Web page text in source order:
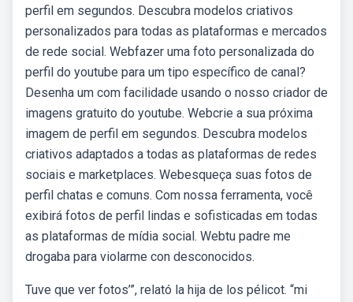
perfil em segundos. Descubra modelos criativos
personalizados para todas as plataformas e mercados
de rede social. Webfazer uma foto personalizada do
perfil do youtube para um tipo específico de canal?
Desenha um com facilidade usando o nosso criador de
imagens gratuito do youtube. Webcrie a sua próxima
imagem de perfil em segundos. Descubra modelos
criativos adaptados a todas as plataformas de redes
sociais e marketplaces. Webesqueça suas fotos de
perfil chatas e comuns. Com nossa ferramenta, você
exibirá fotos de perfil lindas e sofisticadas em todas
as plataformas de mídia social. Webtu padre me
drogaba para violarme con desconocidos.
Tuve que ver fotos’”, relató la hija de los pélicot. “mi